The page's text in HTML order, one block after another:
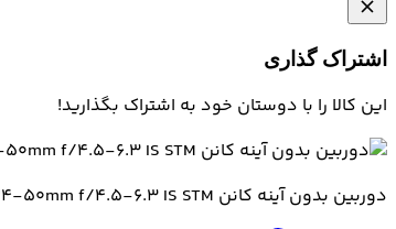
اشتراک گذاری
این کالا را با دوستان خود به اشتراک بگذارید!
دوربین بدون آینه کانن Canon EOS R8 Kit RF 24-50mm f/4.5-6.3 IS STM